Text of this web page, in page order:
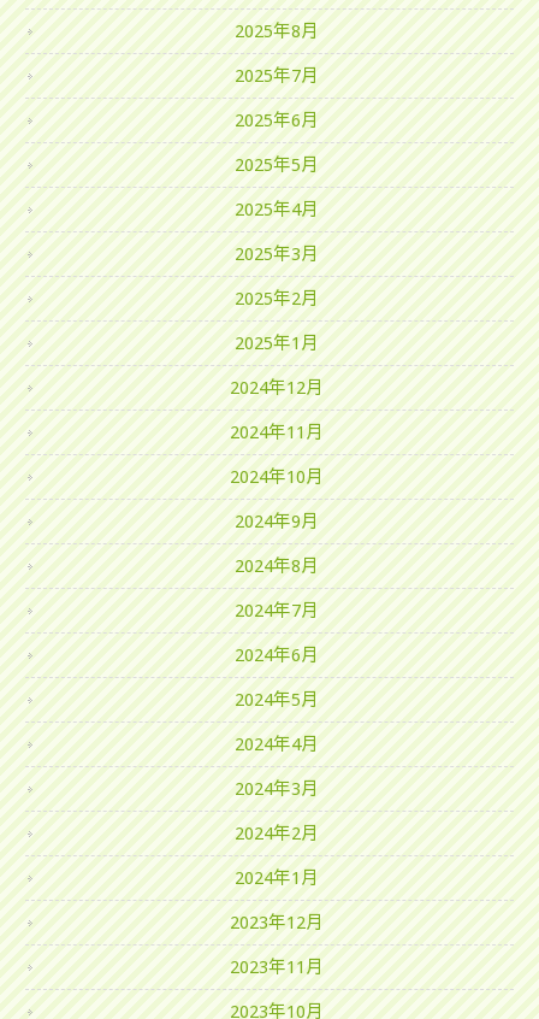
2025年8月
2025年7月
2025年6月
2025年5月
2025年4月
2025年3月
2025年2月
2025年1月
2024年12月
2024年11月
2024年10月
2024年9月
2024年8月
2024年7月
2024年6月
2024年5月
2024年4月
2024年3月
2024年2月
2024年1月
2023年12月
2023年11月
2023年10月